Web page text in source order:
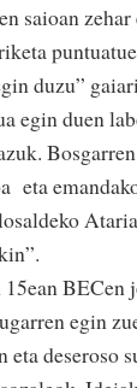
saioan zehar
duzu”
egin duen
eta
BECen
egin
deseroso